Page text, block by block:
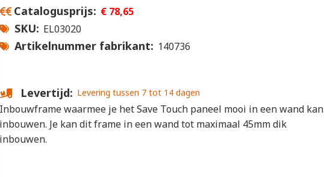
Catalogusprijs € 78,65
SKU EL03020
Artikelnummer fabrikant 140736
Levertijd Levering tussen 7 tot 14 dagen
Inbouwframe waarmee je het Save Touch paneel mooi in een wand kan
inbouwen. Je kan dit frame in een wand tot maximaal 45mm dik
inbouwen.